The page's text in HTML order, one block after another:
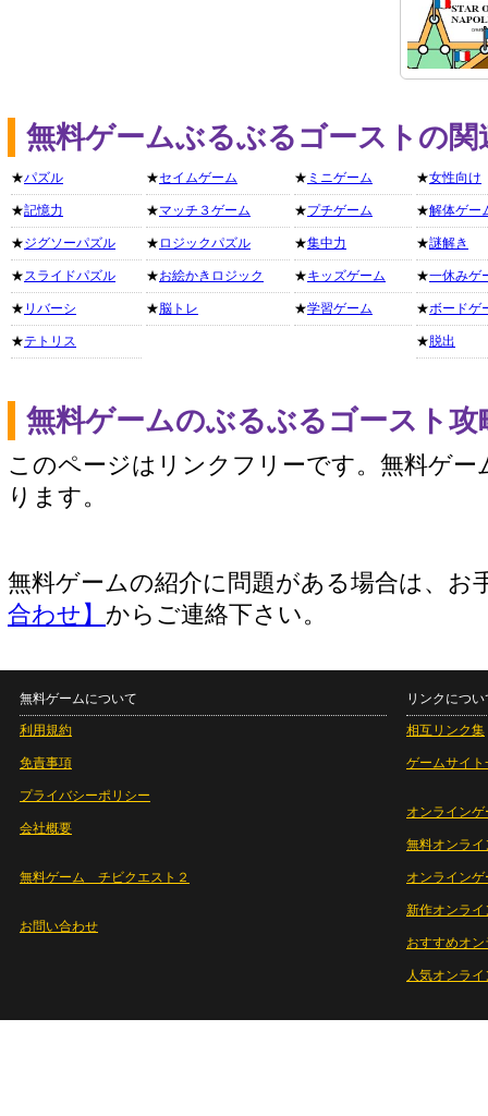
無料ゲームぶるぶるゴーストの
★パズル
★記憶力
★ジグソーパズル
★スライドパズル
★ リバーシ
★テトリス
★セイムゲーム
★マッチ３ゲーム
★ ロジックパズル
★お絵かきロジック
★脳トレ
★ ミニゲーム
★プチゲーム
★集中力
★キッズゲーム
★学習ゲーム
★女性向け
★解体ゲー
★謎解き
★一休みゲ
★ボードゲ
★ 脱出
無料ゲームのぶるぶるゴースト
このページはリンクフリーです。無料ゲー
ります。
無料ゲームの紹介に問題がある場合は、お
合わせ】 からご連絡下さい。
無料ゲームについて
利用規約
免責事項
プライバシーポリシー
会社概要
無料ゲーム チビクエスト２
お問い合わせ
リンクについ
相互リンク集
ゲームサイト
オンラインゲ
無料オンライ
オンライン
新作オンライ
おすすめオ
人気オンラ